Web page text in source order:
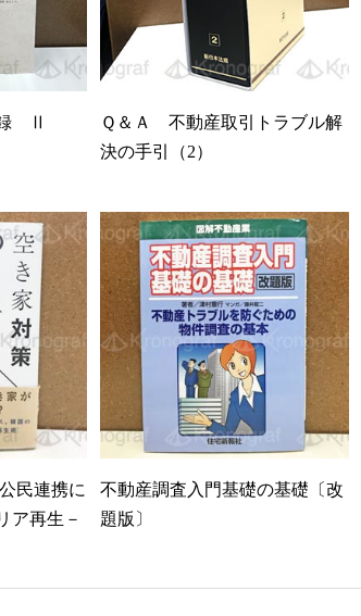
録 Ⅱ
Ｑ＆Ａ 不動産取引トラブル解
決の手引（2）
民連携に
ア再生－
不動産調査入門基礎の基礎〔改
題版〕